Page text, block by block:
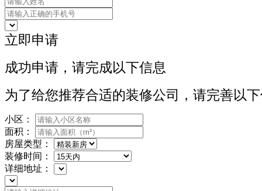
立即申请
成功申请，请完成以下信息
为了给您推荐合适的装修公司，请完善以
小区：
面积：
房屋类型：
装修时间：
详细地址：